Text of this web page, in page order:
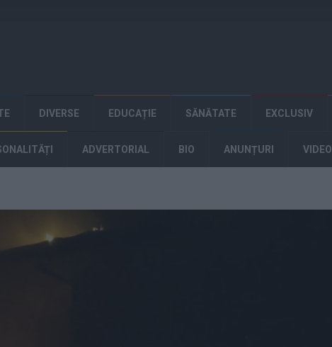
DIVERSE EDUCAȚIE SĂNĂTATE EXCLUSIV
ADVERTORIAL BIO ANUNȚURI VIDEO